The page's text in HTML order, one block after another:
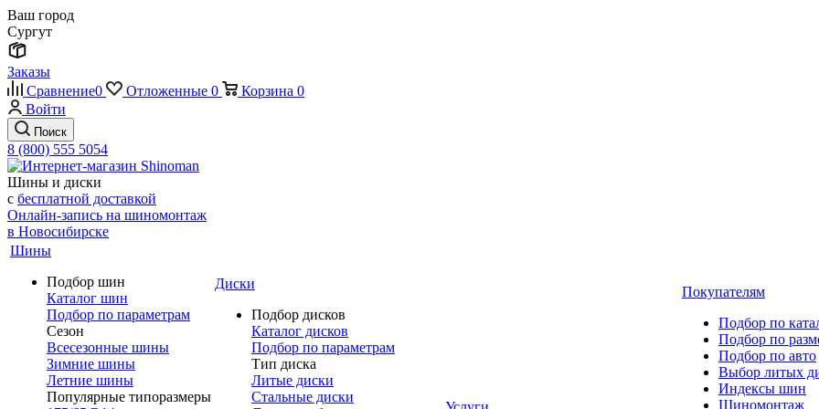
Ваш город
Сургут
Заказы
Сравнение0 Отложенные 0 Корзина 0
Войти
Поиск
8 (800) 555 5054
Шины и диски
с бесплатной доставкой
Онлайн-запись на шиномонтаж
в Новосибирске
Шины
Подбор шин
Каталог шин
Подбор по параметрам
Сезон
Всесезонные шины
Зимние шины
Летние шины
Популярные типоразмеры
Диски
Подбор дисков
Каталог дисков
Подбор по параметрам
Тип диска
Литые диски
Стальные диски
Покупателям
Подбор по
Подбор по
Подбор по авто
Выбор литых
Индексы шин
Шиномонтаж